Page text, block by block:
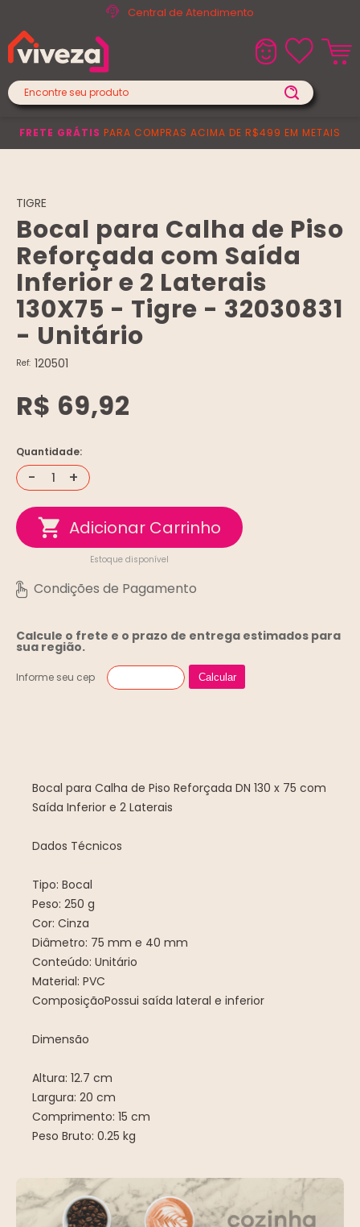
Central de Atendimento
FRETE GRÁTIS PARA COMPRAS ACIMA DE R$499 EM METAIS
TIGRE
Bocal para Calha de Piso
Reforçada com Saída
Inferior e 2 Laterais
130X75 - Tigre - 32030831
- Unitário
Ref: 120501
R$ 69,92
Quantidade:
- +
Estoque disponível
Calcule o frete e o prazo de entrega estimados para
sua região.
Informe seu cep Calcular
Bocal para Calha de Piso Reforçada DN 130 x 75 com
Saída Inferior e 2 Laterais
Dados Técnicos
Tipo: Bocal
Peso: 250 g
Cor: Cinza
Diâmetro: 75 mm e 40 mm
Conteúdo: Unitário
Material: PVC
ComposiçãoPossui saída lateral e inferior
Dimensão
Altura: 12.7 cm
Largura: 20 cm
Comprimento: 15 cm
Peso Bruto: 0.25 kg